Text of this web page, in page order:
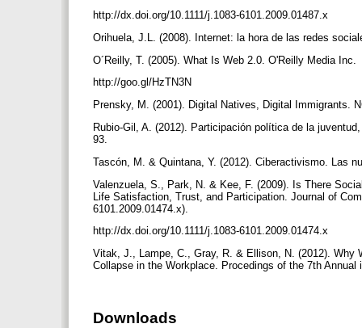
http://dx.doi.org/10.1111/j.1083-6101.2009.01487.x
Orihuela, J.L. (2008). Internet: la hora de las redes
O´Reilly, T. (2005). What Is Web 2.0. O'Reilly Media Inc.
http://goo.gl/HzTN3N
Prensky, M. (2001). Digital Natives, Digital Immigrants.
Rubio-Gil, A. (2012). Participación política de la
93.
Tascón, M. & Quintana, Y. (2012). Ciberactivismo. Las
Valenzuela, S., Park, N. & Kee, F. (2009). Is There
Life Satisfaction, Trust, and Participation. Journal of
6101.2009.01474.x).
http://dx.doi.org/10.1111/j.1083-6101.2009.01474.x
Vitak, J., Lampe, C., Gray, R. & Ellison, N. (2012). Why
Collapse in the Workplace. Procedings of the 7th
Downloads